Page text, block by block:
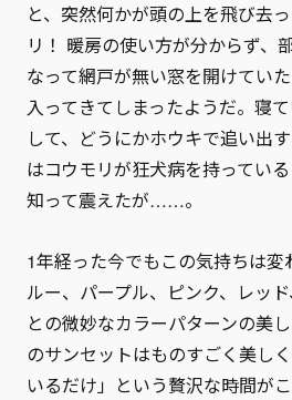
と、突然何かが頭の上を飛び去
リ！ 暖房の使い方が分からず、
なって網戸が無い窓を開けてい
入ってきてしまったようだ。寝
して、どうにかホウキで追い出
はコウモリが狂犬病を持ってい
知って震えたが……。
1年経った今でもこの気持ちは
ルー、パープル、ピンク、レッ
との微妙なカラーパターンの美
のサンセットはものすごく美し
いるだけ」という贅沢な時間が